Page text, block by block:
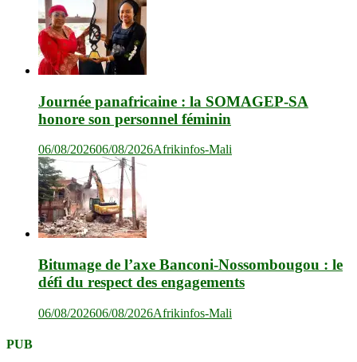
Journée panafricaine : la SOMAGEP-SA
honore son personnel féminin
06/08/202606/08/2026Afrikinfos-Mali
Bitumage de l’axe Banconi-Nossombougou : le
défi du respect des engagements
06/08/202606/08/2026Afrikinfos-Mali
PUB